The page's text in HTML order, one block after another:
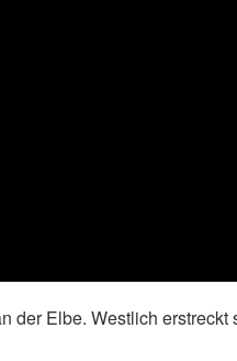
der Elbe. Westlich